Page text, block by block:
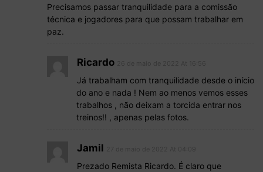
Precisamos passar tranquilidade para a comissão
técnica e jogadores para que possam trabalhar em
paz.
Ricardo
Já trabalham com tranquilidade desde o início
do ano e nada ! Nem ao menos vemos esses
trabalhos , não deixam a torcida entrar nos
treinos!! , apenas pelas fotos.
Jamil
Prezado Remista Ricardo. É claro que